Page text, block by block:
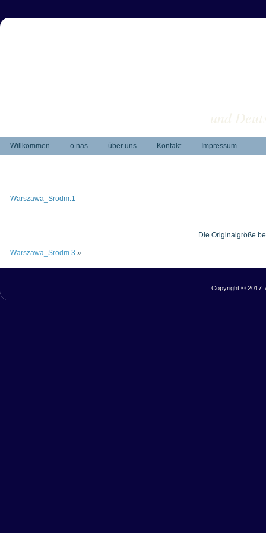
und
Willkommen o nas über uns Kontakt Impressum
Warszawa_Srodm.1
Die Originalgröße
Warszawa_Srodm.3 »
Copyright © 2017.